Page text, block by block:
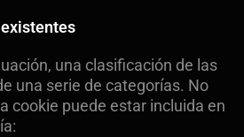
una clasificación de las
una serie de categorías. No
cookie puede estar incluida en